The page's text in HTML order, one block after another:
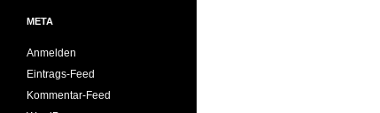
META
Anmelden
Eintrags-Feed
Kommentar-Feed